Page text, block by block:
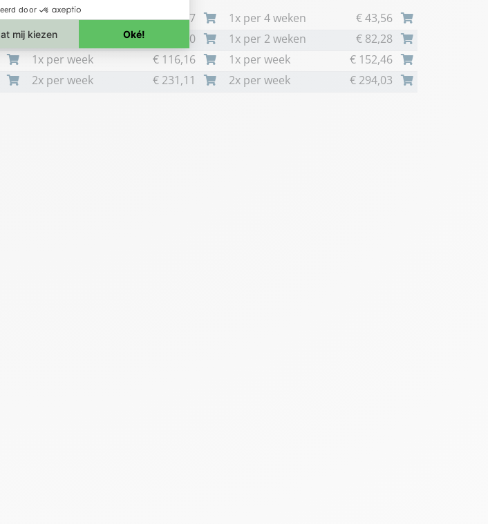
1x per 4 weken €32,67
1x per 2 weken
60,50
1x per week
€ 116,16
2x per week
€ 231,11
1x per 4 weken €43,56
1x per 2 weken
€ 82,28
1x per week
€ 152,46
2x per week
€ 294,03